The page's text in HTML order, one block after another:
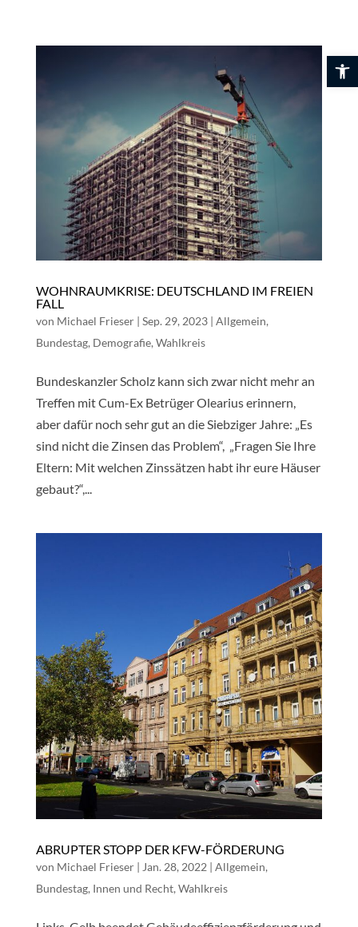
WOHNRAUMKRISE: DEUTSCHLAND IM FREIEN
FALL
von Michael Frieser| Sep. 29, 2023| Allgemein,
Bundestag, Demografie, Wahlkreis
Bundeskanzler Scholz kann sich zwar nicht mehr an
Treffen mit Cum-Ex Betrüger Olearius erinnern,
aber dafür noch sehr gut an die Siebziger Jahre: „Es
sind nicht die Zinsen das Problem“, „Fragen Sie Ihre
Eltern: Mit welchen Zinssätzen habt ihr eure Häuser
gebaut?“,...
ABRUPTER STOPP DER KFW-FÖRDERUNG
von Michael Frieser| Jan. 28, 2022 | Allgemein,
Bundestag, Innen und Recht, Wahlkreis